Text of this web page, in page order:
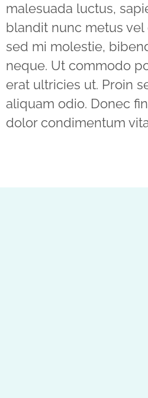
malesuada luctus,
blandit nunc metus vel
sed mi molestie,
neque. Ut commodo
erat ultricies ut. Proin
aliquam odio. Donec
dolor condimentum